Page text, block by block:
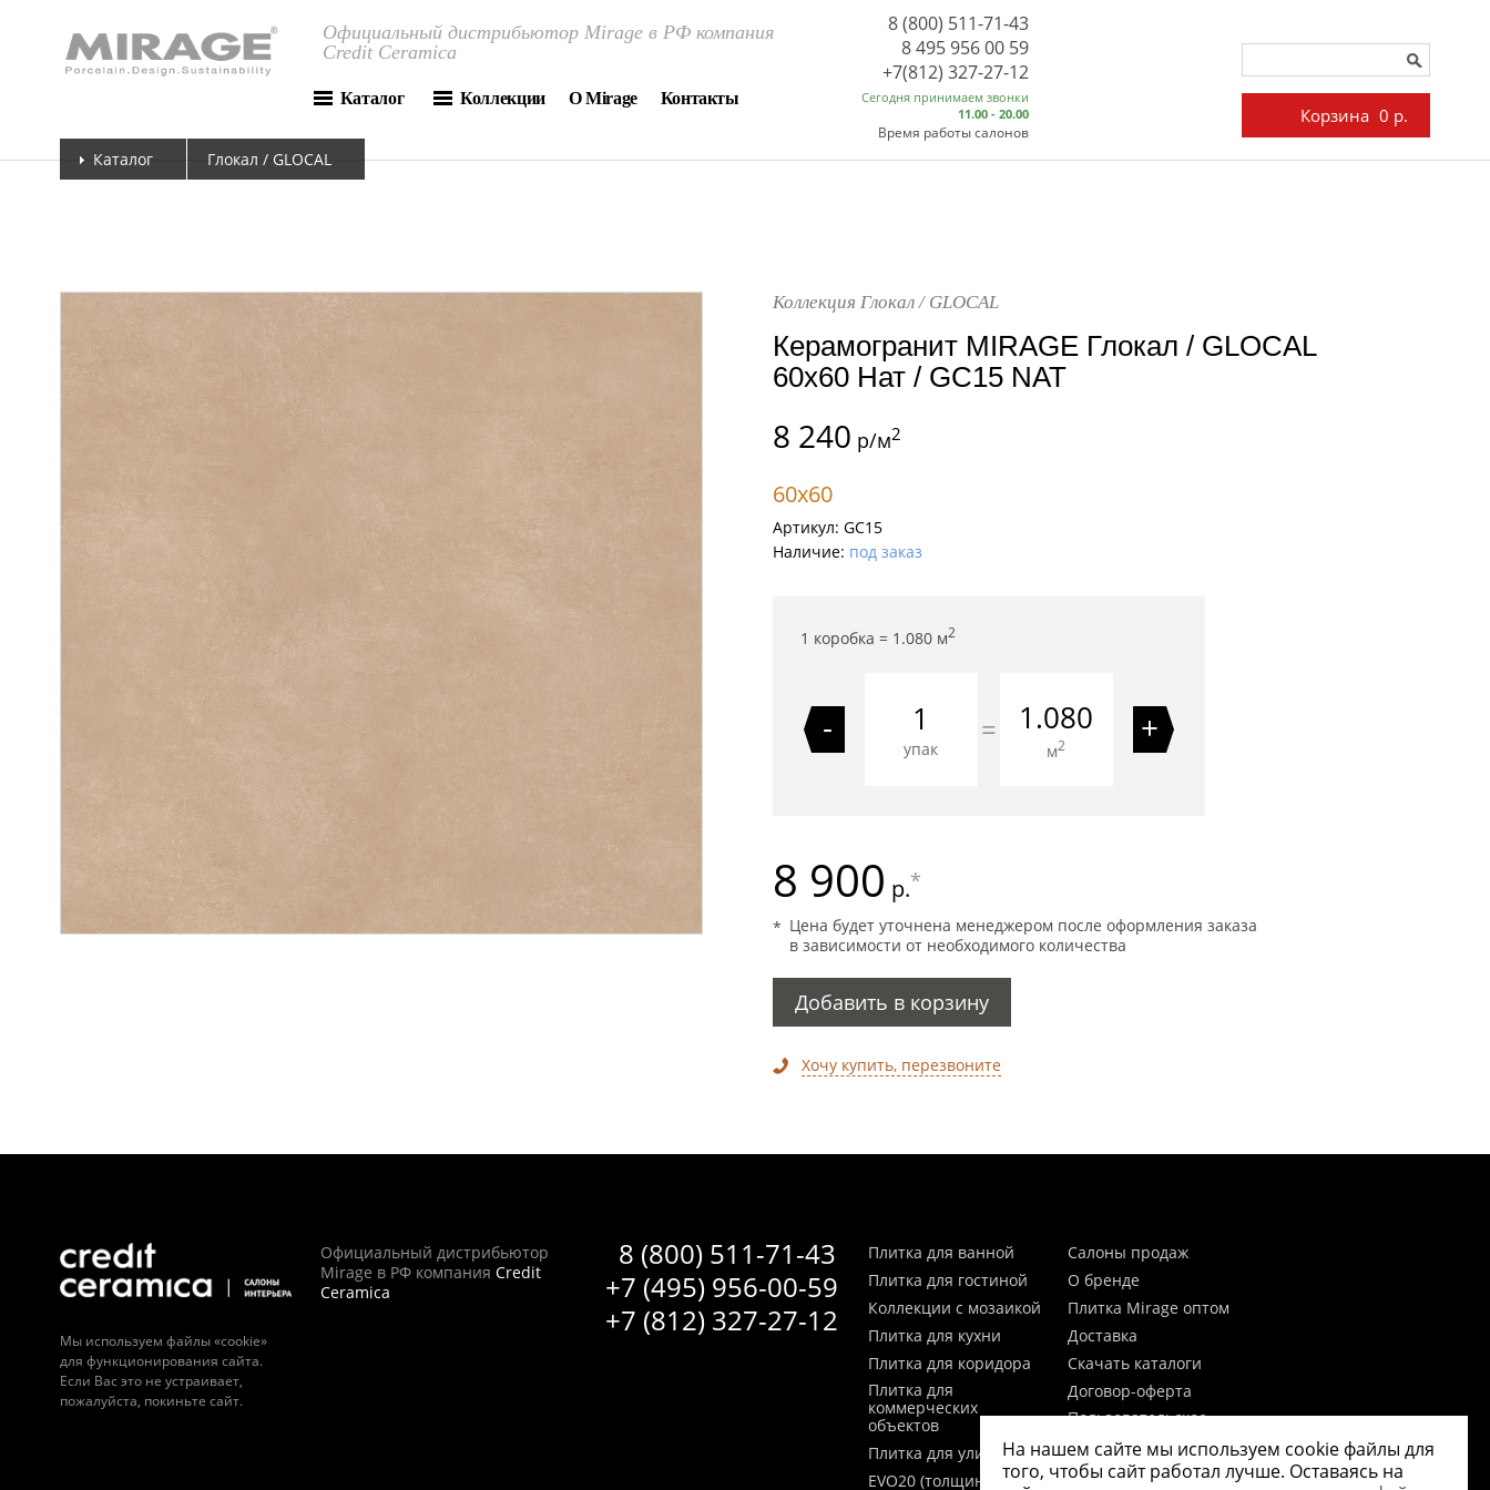
Официальный дистрибьютор Mirage в РФ компания
Credit Ceramica
Каталог Коллекции О Mirage Контакты
8 (800) 511-71-43
8 495 956 00 59
Сегодня принимаем звонки
11.00 - 20.00
Время работы салонов
+7(812) 327-27-12
Корзина 0 р.
Каталог Глокал / GLOCAL
Коллекция Глокал / GLOCAL
Керамогранит MIRAGE Глокал / GLOCAL
60x60 Нат / GC15 NAT
8 240 р/м2
60x60
Артикул: GC15
Наличие: под заказ
1 коробка = 1.080м2
-
упак
= 1.080
м2 +
8 900 р.*
Цена будет уточнена менеджером после оформления заказа
в зависимости от необходимого количества
Добавить в корзину
Хочу купить, перезвоните
Мы используем файлы «cookie»
для функционирования сайта.
Если Вас это не устраивает,
пожалуйста, покиньте сайт.
8 (800) 511-71-43
+7 (495) 956-00-59
+7 (812) 327-27-12
Официальный дистрибьютор
Mirage в РФ компания Credit
Ceramica
Плитка для ванной
Плитка для гостиной
Коллекции с мозаикой
Плитка для кухни
Плитка для коридора
Плитка для
коммерческих
объектов
Плитка для улицы
EVO20 (толщина 20мм)
Салоны продаж
О бренде
Плитка Mirage оптом
Доставка
Скачать каталоги
Договор-оферта
Пользовательское
Согласие на обработку
персональных данных
На нашем сайте мы используем cookie файлы для
того, чтобы сайт работал лучше. Оставаясь на